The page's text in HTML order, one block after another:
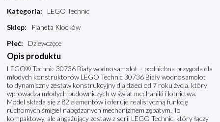
Kategoria:
LEGO Technic
Sklep:
Planeta Klocków
Płeć: Dziewczęce
Opis produktu
LEGO® Technic 30736 Biały wodnosamolot – podniebna przygoda dla
młodych konstruktorów LEGO Technic 30736 Biały wodnosamolot
to dynamiczny zestaw konstrukcyjny dla dzieci od 7 roku życia, który
wprowadza młodych budowniczych w świat mechaniki i lotnictwa.
Model składa się z 82 elementów i oferuje realistyczną funkcję
ruchomych śmigieł napędzanych mechanizmem zębatym. To
kompaktowy, ale angażujący zestaw z serii LEGO Technic, który łączy